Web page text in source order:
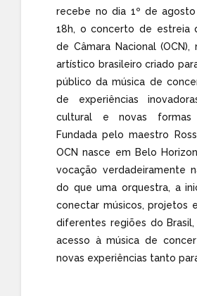
recebe no dia 1º de
18h, o concerto de estreia
de Câmara Nacional
artístico brasileiro criado
público da música de
de experiências
cultural e novas formas
Fundada pelo maestro
OCN nasce em Belo
vocação verdadeiramente
do que uma orquestra, a
conectar músicos, projetos
diferentes regiões do
acesso à música de
novas experiências tanto